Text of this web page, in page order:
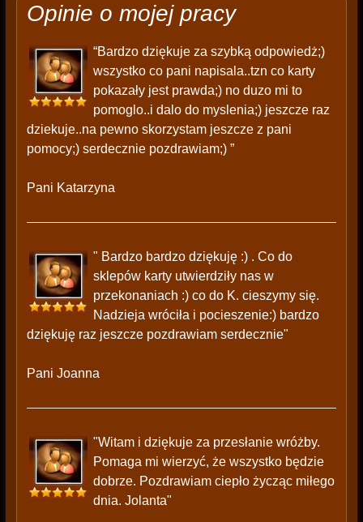
Opinie o mojej pracy
“Bardzo dziękuje za szybką odpowiedż;)
wszystko co pani napisala..tzn co karty
pokazały jest prawda;) no duzo mi to
pomoglo..i dalo do myslenia;) jeszcze raz
dziekuje..na pewno skorzystam jeszcze z pani
pomocy;) serdecznie pozdrawiam;) ”
Pani Katarzyna
" Bardzo bardzo dziękuję :) . Co do
sklepów karty utwierdziły nas w
przekonaniach :) co do K. cieszymy się.
Nadzieja wróciła i pocieszenie:) bardzo
dziękuję raz jeszcze pozdrawiam serdecznie"
Pani Joanna
"Witam i dziękuje za przesłanie wróżby.
Pomaga mi wierzyć, że wszystko będzie
dobrze. Pozdrawiam ciepło życząc miłego
dnia. Jolanta"